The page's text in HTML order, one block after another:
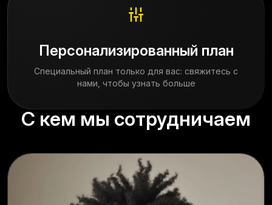
Персонализированный план
Специальный план только для вас: свяжитесь с
нами, чтобы узнать больше
С кем мы сотрудничаем